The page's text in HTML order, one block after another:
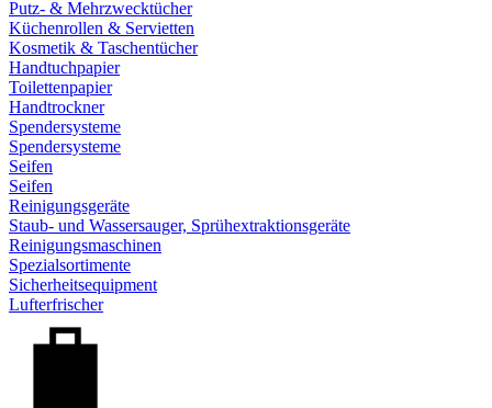
Putz- & Mehrzwecktücher
Küchenrollen & Servietten
Kosmetik & Taschentücher
Handtuchpapier
Toilettenpapier
Handtrockner
Spendersysteme
Spendersysteme
Seifen
Seifen
Reinigungsgeräte
Staub- und Wassersauger, Sprühextraktionsgeräte
Reinigungsmaschinen
Spezialsortimente
Sicherheitsequipment
Lufterfrischer